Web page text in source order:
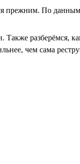
прежним. По
разберёмся,
чем сама